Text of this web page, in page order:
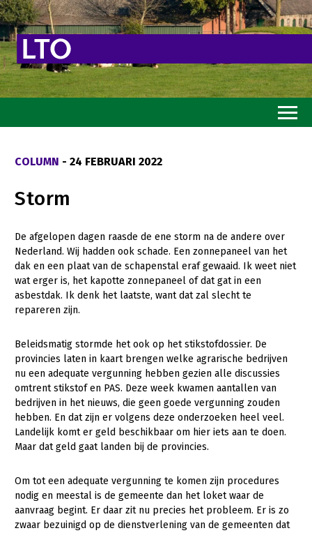
Goed eten
Mooi groen
Sterk ondernemerschap
Transitiepaden
Thema’s
Gezonde dieren
Natuur, klimaat en energie
Bodem en water
Platteland en omgeving
Internationaal
Sectoren
COLUMN - 24 FEBRUARI 2022
Storm
De afgelopen dagen raasde de ene storm na de andere over
Nederland. Wij hadden ook schade. Een zonnepaneel van het
dak en een plaat van de schapenstal eraf gewaaid. Ik weet niet
wat erger is, het kapotte zonnepaneel of dat gat in een
asbestdak. Ik denk het laatste, want dat zal slecht te
repareren zijn.
Beleidsmatig stormde het ook op het stikstofdossier. De
provincies laten in kaart brengen welke agrarische bedrijven
nu een adequate vergunning hebben gezien alle discussies
omtrent stikstof en PAS. Deze week kwamen aantallen van
bedrijven in het nieuws, die geen goede vergunning zouden
hebben. En dat zijn er volgens deze onderzoeken heel veel.
Landelijk komt er geld beschikbaar om hier iets aan te doen.
Maar dat geld gaat landen bij de provincies.
Om tot een adequate vergunning te komen zijn procedures
nodig en meestal is de gemeente dan het loket waar de
aanvraag begint. Er daar zit nu precies het probleem. Er is zo
zwaar bezuinigd op de dienstverlening van de gemeenten dat